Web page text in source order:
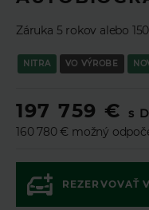
Záruka 5 rokov alebo
NITRA VO VÝROBE
197 759 €
s
160 780 € možný
REZERVOVAŤ
Zaujala Vás táto
si môžete nezáväzne
vyplňte prosím
Podnikateľ